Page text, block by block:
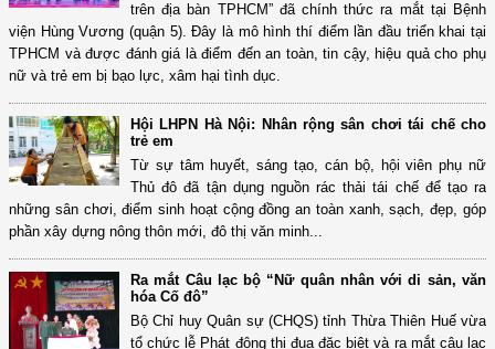
trên địa bàn TPHCM” đã chính thức ra mắt tại Bệnh
viện Hùng Vương (quận 5). Đây là mô hình thí điểm lần đầu triển khai tại
TPHCM và được đánh giá là điểm đến an toàn, tin cậy, hiệu quả cho phụ
nữ và trẻ em bị bạo lực, xâm hại tình dục.
Hội LHPN Hà Nội: Nhân rộng sân chơi tái chế cho
trẻ em
Từ sự tâm huyết, sáng tạo, cán bộ, hội viên phụ nữ
Thủ đô đã tận dụng nguồn rác thải tái chế để tạo ra
những sân chơi, điểm sinh hoạt cộng đồng an toàn xanh, sạch, đẹp, góp
phần xây dựng nông thôn mới, đô thị văn minh...
Ra mắt Câu lạc bộ “Nữ quân nhân với di sản, văn
hóa Cố đô”
Bộ Chỉ huy Quân sự (CHQS) tỉnh Thừa Thiên Huế vừa
tổ chức lễ Phát động thi đua đặc biệt và ra mắt câu lạc